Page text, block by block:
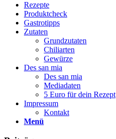
Rezepte
Produktcheck
Gastrotipps
Zutaten
Grundzutaten
Chiliarten
Gewürze
Des san mia
Des san mia
Mediadaten
5 Euro für dein Rezept
Impressum
Kontakt
Menü